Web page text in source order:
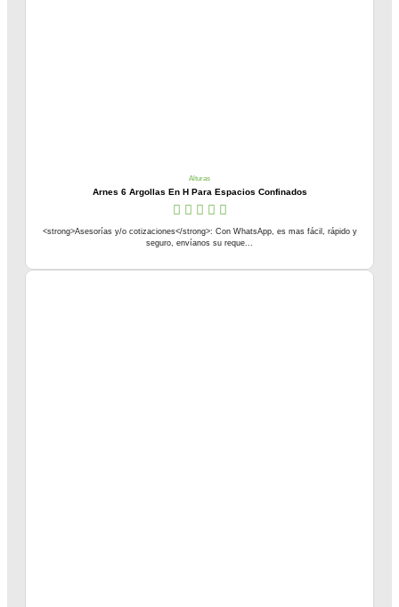
Alturas
Arnes 6 Argollas En H Para Espacios Confinados
<strong>Asesorías y/o cotizaciones</strong>: Con WhatsApp, es mas fácil, rápido y
seguro, envíanos su reque...